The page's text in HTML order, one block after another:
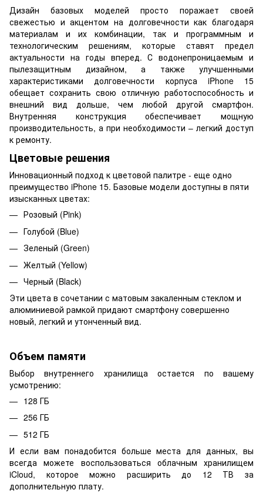
Дизайн базовых моделей просто поражает своей
свежестью и акцентом на долговечности как благодаря
материалам и их комбинации, так и программным и
технологическим решениям, которые ставят предел
актуальности на годы вперед. С водонепроницаемым и
пылезащитным дизайном, а также улучшенными
характеристиками долговечности корпуса iPhone 15
обещает сохранить свою отличную работоспособность и
внешний вид дольше, чем любой другой смартфон.
Внутренняя конструкция обеспечивает мощную
производительность, а при необходимости – легкий доступ
к ремонту.
Цветовые решения
Инновационный подход к цветовой палитре - еще одно
преимущество iPhone 15. Базовые модели доступны в пяти
изысканных цветах:
Розовый (Pink)
Голубой (Blue)
Зеленый (Green)
Желтый (Yellow)
Черный (Black)
Эти цвета в сочетании с матовым закаленным стеклом и
алюминиевой рамкой придают смартфону совершенно
новый, легкий и утонченный вид.
Объем памяти
Выбор внутреннего хранилища остается по вашему
усмотрению:
128 ГБ
256 ГБ
512 ГБ
И если вам понадобится больше места для данных, вы
всегда можете воспользоваться облачным хранилищем
iCloud, которое можно расширить до 12 ТВ за
дополнительную плату.